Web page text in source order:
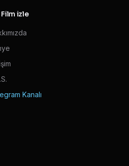
Film izle
Kanalı